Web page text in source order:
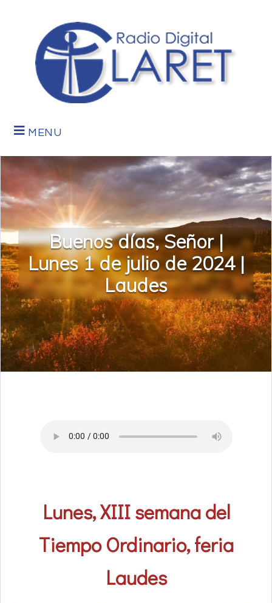
MENU
Buenos días, Señor |
Lunes 1 de julio de 2024 |
Laudes
Lunes, XIII semana del
Tiempo Ordinario, feria
Laudes